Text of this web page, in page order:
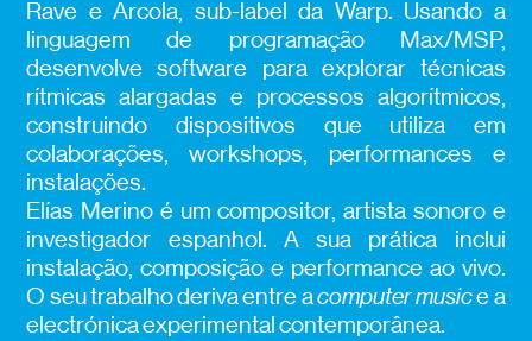
Rave e Arcola, sub-label da Warp. Usando a
linguagem de programação Max/MSP,
desenvolve software para explorar técnicas
rítmicas alargadas e processos algorítmicos,
construindo dispositivos que utiliza em
colaborações, workshops, performances e
instalações.
Elías Merino é um compositor, artista sonoro e
investigador espanhol. A sua prática inclui
instalação, composição e performance ao vivo.
O seu trabalho deriva entre acomputer musice a
electrónica experimental contemporânea.